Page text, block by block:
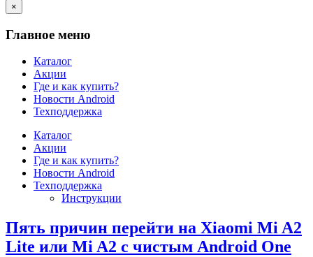
×
Главное меню
Каталог
Акции
Где и как купить?
Новости Android
Техподдержка
Каталог
Акции
Где и как купить?
Новости Android
Техподдержка
Инструкции
Пять причин перейти на Xiaomi Mi A2
Lite или Mi A2 c чистым Android One